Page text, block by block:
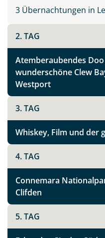
Instagram
WhatsApp
Telegram
per E-Mail senden
Link kopieren
3 Übernachtungen in
2. TAG
Atemberaubendes
wunderschöne Clew
Westport
3. TAG
Whiskey, Film und der
4. TAG
Connemara
Clifden
5. TAG